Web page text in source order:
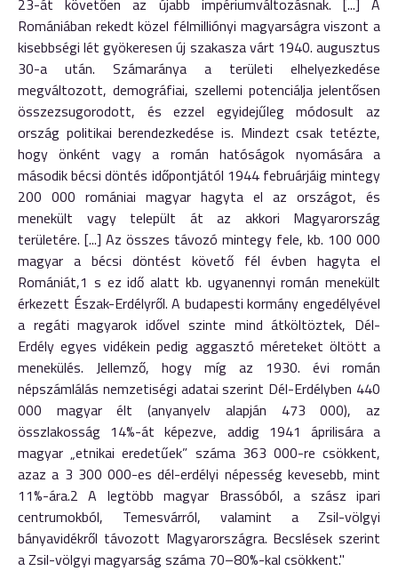
23-át követően az újabb impériumváltozásnak. [...] A
Romániában rekedt közel félmilliónyi magyarságra viszont a
kisebbségi lét gyökeresen új szakasza várt 1940. augusztus
30-a után. Számaránya a területi elhelyezkedése
megváltozott, demográfiai, szellemi potenciálja jelentősen
összezsugorodott, és ezzel egyidejűleg módosult az
ország politikai berendezkedése is. Mindezt csak tetézte,
hogy önként vagy a román hatóságok nyomására a
második bécsi döntés időpontjától 1944 februárjáig mintegy
200 000 romániai magyar hagyta el az országot, és
menekült vagy települt át az akkori Magyarország
területére. [...] Az összes távozó mintegy fele, kb. 100 000
magyar a bécsi döntést követő fél évben hagyta el
Romániát,1 s ez idő alatt kb. ugyanennyi román menekült
érkezett Észak-Erdélyről. A budapesti kormány engedélyével
a regáti magyarok idővel szinte mind átköltöztek, Dél-
Erdély egyes vidékein pedig aggasztó méreteket öltött a
menekülés. Jellemző, hogy míg az 1930. évi román
népszámlálás nemzetiségi adatai szerint Dél-Erdélyben 440
000 magyar élt (anyanyelv alapján 473 000), az
összlakosság 14%-át képezve, addig 1941 áprilisára a
magyar „etnikai eredetűek” száma 363 000-re csökkent,
azaz a 3 300 000-es dél-erdélyi népesség kevesebb, mint
11%-ára.2 A legtöbb magyar Brassóból, a szász ipari
centrumokból, Temesvárról, valamint a Zsil-völgyi
bányavidékről távozott Magyarországra. Becslések szerint
a Zsil-völgyi magyarság száma 70–80%-kal csökkent."